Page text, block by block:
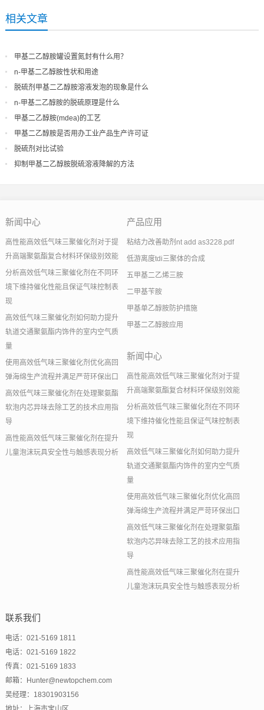
相关文章
甲基二乙醇胺罐设置氮封有什么用？
n-甲基二乙醇胺性状和用途
脱硫剂甲基二乙醇胺溶液发泡的现象是什么
n-甲基二乙醇胺的脱硫原理是什么
甲基二乙醇胺(mdea)的工艺
甲基二乙醇胺是否用办工业产品生产许可证
脱硫剂对比试验
抑制甲基二乙醇胺脱硫溶液降解的方法
新闻中心
高性能高效低气味三聚催化剂对于提
升高端聚氨酯复合材料环保级别效能
分析高效低气味三聚催化剂在不同环
境下维持催化性能且保证气味控制表
现
高效低气味三聚催化剂如何助力提升
轨道交通聚氨酯内饰件的室内空气质
量
使用高效低气味三聚催化剂优化高回
弹海绵生产流程并满足严苛环保出口
高效低气味三聚催化剂在处理聚氨酯
软泡内芯异味去除工艺的技术应用指
导
高性能高效低气味三聚催化剂在提升
儿童泡沫玩具安全性与触感表现分析
产品应用
粘结力改善助剂nt add as3228.pdf
低游离度tdi三聚体的合成
五甲基二乙烯三胺
二甲基苄胺
甲基单乙醇胺防护措施
甲基二乙醇胺应用
新闻中心
高性能高效低气味三聚催化剂对于提
升高端聚氨酯复合材料环保级别效能
分析高效低气味三聚催化剂在不同环
境下维持催化性能且保证气味控制表
现
高效低气味三聚催化剂如何助力提升
轨道交通聚氨酯内饰件的室内空气质
量
使用高效低气味三聚催化剂优化高回
弹海绵生产流程并满足严苛环保出口
高效低气味三聚催化剂在处理聚氨酯
软泡内芯异味去除工艺的技术应用指
导
高性能高效低气味三聚催化剂在提升
儿童泡沫玩具安全性与触感表现分析
联系我们
电话：021-5169 1811
电话：021-5169 1822
传真：021-5169 1833
邮箱：Hunter@newtopchem.com
吴经理：18301903156